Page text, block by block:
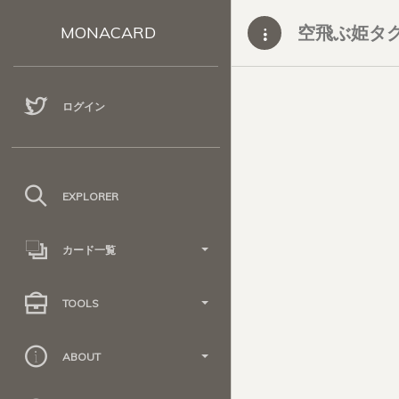
MONACARD
ログイン
EXPLORER
カード一覧
TOOLS
ABOUT
空飛ぶ姫タ